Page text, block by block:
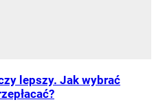
lepszy. Jak wybrać